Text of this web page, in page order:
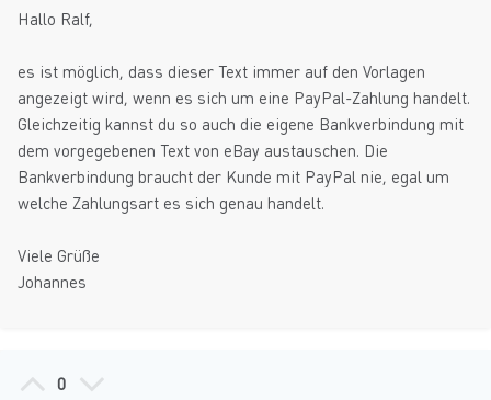
Hallo Ralf,
es ist möglich, dass dieser Text immer auf den Vorlagen
angezeigt wird, wenn es sich um eine PayPal-Zahlung handelt.
Gleichzeitig kannst du so auch die eigene Bankverbindung mit
dem vorgegebenen Text von eBay austauschen. Die
Bankverbindung braucht der Kunde mit PayPal nie, egal um
welche Zahlungsart es sich genau handelt.
Viele Grüße
Johannes
0